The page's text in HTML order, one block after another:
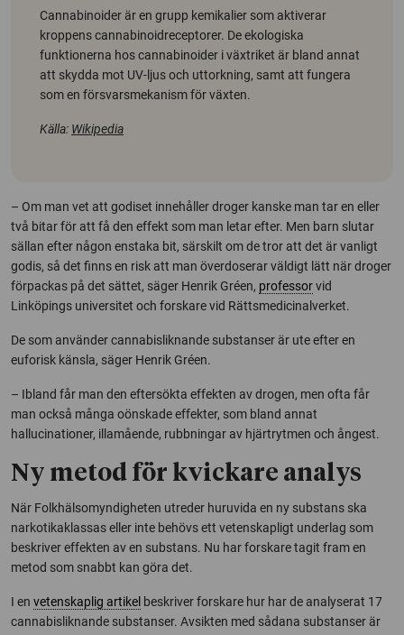
Cannabinoider är en grupp kemikalier som aktiverar
kroppens cannabinoidreceptorer. De ekologiska
funktionerna hos cannabinoider i växtriket är bland annat
att skydda mot UV-ljus och uttorkning, samt att fungera
som en försvarsmekanism för växten.
Källa: Wikipedia
– Om man vet att godiset innehåller droger kanske man tar en eller
två bitar för att få den effekt som man letar efter. Men barn slutar
sällan efter någon enstaka bit, särskilt om de tror att det är vanligt
godis, så det finns en risk att man överdoserar väldigt lätt när droger
förpackas på det sättet, säger Henrik Gréen, professorvid
Linköpings universitet och forskare vid Rättsmedicinalverket.
De som använder cannabisliknande substanser är ute efter en
euforisk känsla, säger Henrik Gréen.
– Ibland får man den eftersökta effekten av drogen, men ofta får
man också många oönskade effekter, som bland annat
hallucinationer, illamående, rubbningar av hjärtrytmen och ångest.
Ny metod för kvickare analys
När Folkhälsomyndigheten utreder huruvida en ny substans ska
narkotikaklassas eller inte behövs ett vetenskapligt underlag som
beskriver effekten av en substans. Nu har forskare tagit fram en
metod som snabbt kan göra det.
I en vetenskaplig artikel beskriver forskare hur har de analyserat 17
cannabisliknande substanser. Avsikten med sådana substanser är